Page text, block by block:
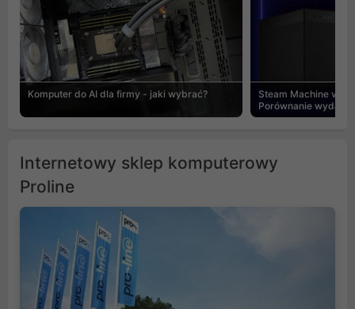
Komputer do AI dla firmy - jaki wybrać?
Steam Machine vs
Porównanie
Internetowy sklep komputerowy
Proline